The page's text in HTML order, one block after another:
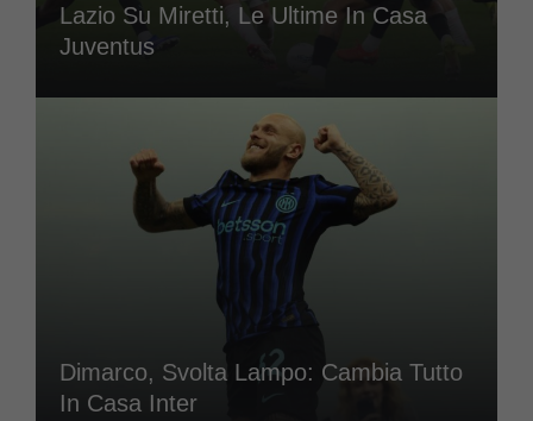
Lazio Su Miretti, Le Ultime In Casa
Juventus
Dimarco, Svolta Lampo: Cambia Tutto
In Casa Inter